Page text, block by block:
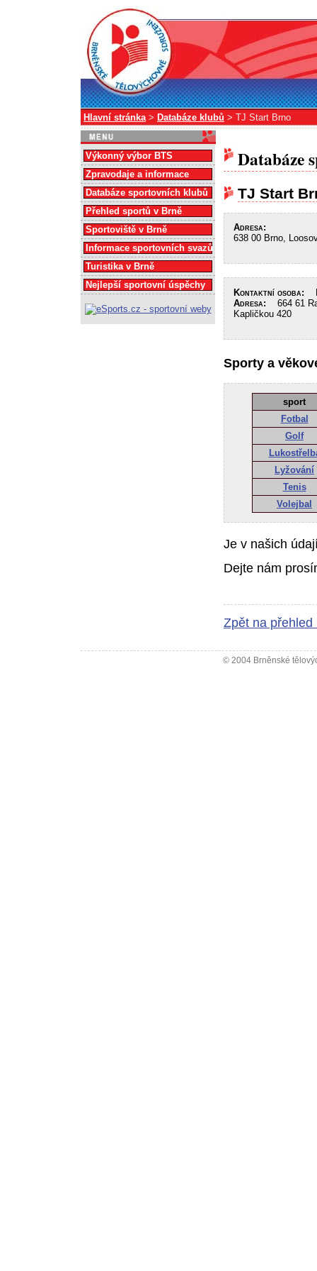
Hlavní stránka> Databáze klubů > TJ Start Brno
Databáze
TJ Start
Adresa:
638 00 Brno,
Kontaktní osoba:
Adresa: 664 61
Kapličkou 420
Sporty a
sport
Fotbal
Golf
Lyžování
Tenis
Volejbal
Je v našich
Dejte nám
Zpět na přehled
Výkonný výbor BTS
Zpravodaje a informace
Databáze sportovních klubů
Přehled sportů v Brně
Sportoviště v Brně
Informace sportovních svazů
Turistika v Brně
Nejlepší sportovní úspěchy
© 2004 Brněnské